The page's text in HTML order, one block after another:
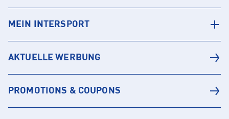
MEIN INTERSPORT
AKTUELLE WERBUNG
PROMOTIONS & COUPONS